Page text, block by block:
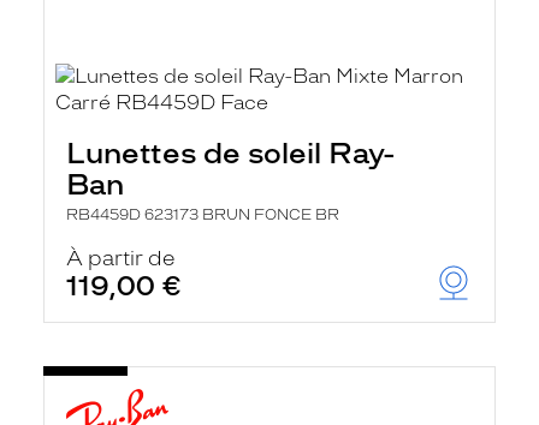
Lunettes de soleil Ray-
Ban
RB4459D 623173 BRUN FONCE BR
À partir de
119,00 €